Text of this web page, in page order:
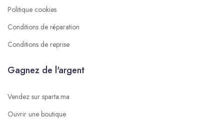
Politique cookies
Conditions de réparation
Conditions de reprise
Gagnez de l'argent
Vendez sur sparta.ma
Ouvrir une boutique